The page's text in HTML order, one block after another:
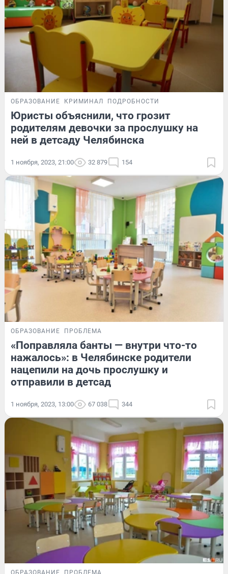
ОБРАЗОВАНИЕ КРИМИНАЛ ПОДРОБНОСТИ
Юристы объяснили, что грозит
родителям девочки за прослушку на
ней в детсаду Челябинска
1 ноября, 2023, 21:00 32 879 154
ОБРАЗОВАНИЕ ПРОБЛЕМА
«Поправляла банты — внутри что-то
нажалось»: в Челябинске родители
нацепили на дочь прослушку и
отправили в детсад
1 ноября, 2023, 13:00 67 038 344